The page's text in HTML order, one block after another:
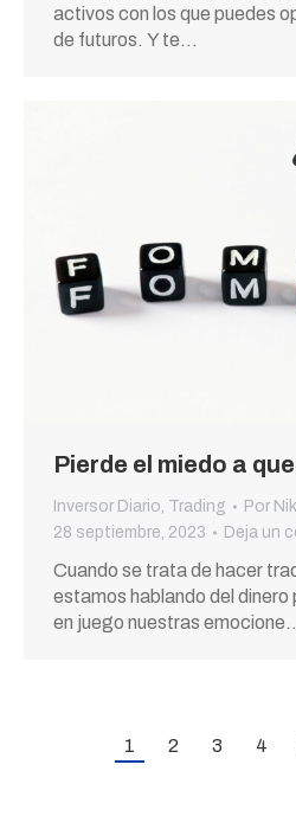
activos con los que puedes
de futuros. Y te…
Pierde el miedo a
Inversor Diario Trading Por
28 septiembre, 2023
Deja un
Cuando se trata de hacer
estamos hablando del dinero
en juego nuestras
1 2 3 4